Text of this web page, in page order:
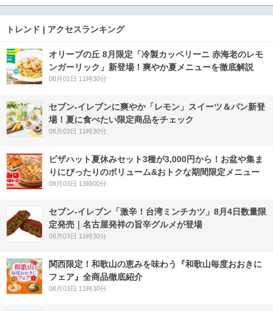
トレンド | アクセスランキング
オリーブの丘 8月限定「冷製カッペリーニ 赤海老のレモ
ンガーリック」新登場！爽やか夏メニューを徹底解説
08月01日 11時30分
セブン‐イレブンに爽やか「レモン」スイーツ＆パン新登
場！夏に食べたい限定商品をチェック
08月03日 11時30分
ピザハット夏休みセット3種が3,000円から！お盆や集ま
りにぴったりのボリューム&おトクな期間限定メニュー
08月03日 13時00分
セブン-イレブン「激辛！台湾ミンチカツ」8月4日数量限
定発売｜名古屋発祥の旨辛グルメが登場
08月03日 11時30分
関西限定！和歌山の恵みを味わう『和歌山毎度おおきに
フェア』全商品徹底紹介
08月03日 11時30分